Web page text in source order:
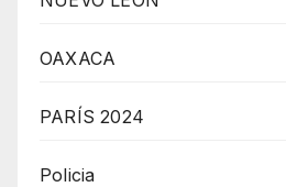
OAXACA
PARÍS 2024
Policia